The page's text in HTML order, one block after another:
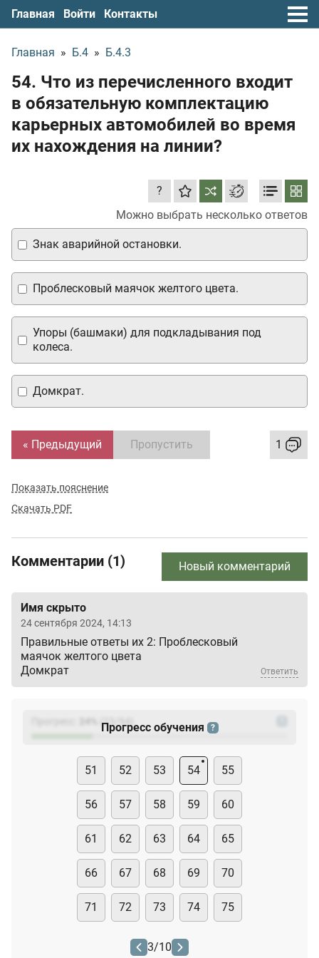
Главная Войти Контакты
Главная » Б.4 » Б.4.3
54. Что из перечисленного входит
в обязательную комплектацию
карьерных автомобилей во время
их нахождения на линии?
Можно выбрать несколько ответов
?
Упоры (башмаки) для подкладывания под
колеса.
Знак аварийной остановки.
Домкрат.
Проблесковый маячок желтого цвета.
« Предыдущий Пропустить 1
Показать пояснение
Скачать PDF
Комментарии (1) Новый комментарий
Имя скрыто
24 сентября 2024, 14:13
Правильные ответы их 2: Проблесковый
маячок желтого цвета
Домкрат
Ответить
(23
Прогресс обучения ?
51 52 53 54 55
56 57 58 59 60
61 62 63 64 65
66 67 68 69 70
71 72 73 74 75
3/10